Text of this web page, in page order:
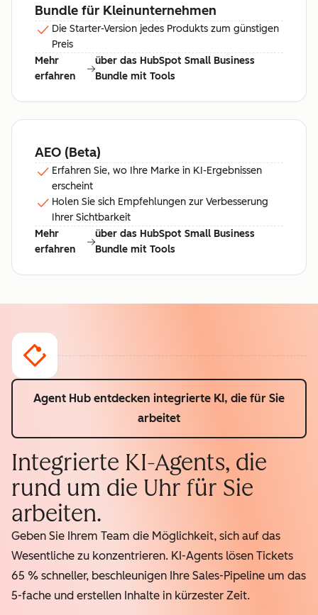
Bundle für Kleinunternehmen
Die Starter-Version jedes Produkts zum günstigen
Preis
Mehr
erfahren
über das HubSpot Small Business
Bundle mit Tools
AEO (Beta)
Erfahren Sie, wo Ihre Marke in KI-Ergebnissen
erscheint
Holen Sie sich Empfehlungen zur Verbesserung
Ihrer Sichtbarkeit
Mehr
erfahren
über das HubSpot Small Business
Bundle mit Tools
Agent Hub entdecken integrierte KI, die für Sie
arbeitet
Integrierte KI-Agents, die
rund um die Uhr für Sie
arbeiten.
Geben Sie Ihrem Team die Möglichkeit, sich auf das
Wesentliche zu konzentrieren. KI-Agents lösen Tickets
65 % schneller, beschleunigen Ihre Sales-Pipeline um das
5-fache und erstellen Inhalte in kürzester Zeit.